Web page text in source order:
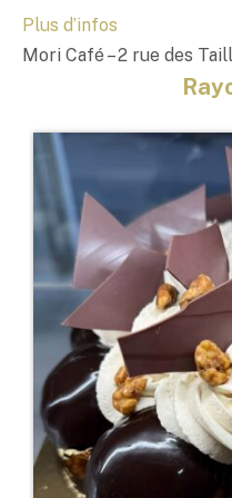
Plus d’infos
Mori Café – 2 rue des